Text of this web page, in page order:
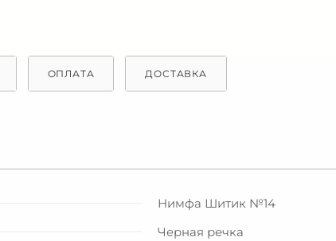
ОПЛАТА ДОСТАВКА
Нимфа Шитик №14
Черная речка